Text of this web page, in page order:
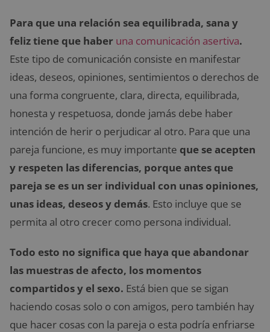
Para que una relación sea equilibrada, sana y
feliz tiene que haber una comunicación asertiva.
Este tipo de comunicación consiste en manifestar
ideas, deseos, opiniones, sentimientos o derechos de
una forma congruente, clara, directa, equilibrada,
honesta y respetuosa, donde jamás debe haber
intención de herir o perjudicar al otro. Para que una
pareja funcione, es muy importante que se acepten
y respeten las diferencias, porque antes que
pareja se es un ser individual con unas opiniones,
unas ideas, deseos y demás. Esto incluye que se
permita al otro crecer como persona individual.
Todo esto no significa que haya que abandonar
las muestras de afecto, los momentos
compartidos y el sexo. Está bien que se sigan
haciendo cosas solo o con amigos, pero también hay
que hacer cosas con la pareja o esta podría enfriarse